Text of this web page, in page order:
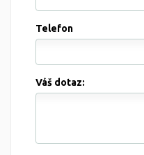
Telefon
Váš dotaz: